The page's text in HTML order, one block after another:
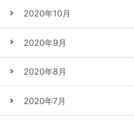
2020年10月
2020年9月
2020年8月
2020年7月